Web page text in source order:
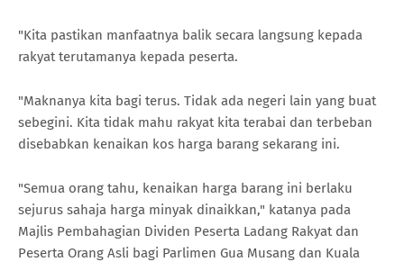
"Kita pastikan manfaatnya balik secara langsung kepada
rakyat terutamanya kepada peserta.
"Maknanya kita bagi terus. Tidak ada negeri lain yang buat
sebegini. Kita tidak mahu rakyat kita terabai dan terbeban
disebabkan kenaikan kos harga barang sekarang ini.
"Semua orang tahu, kenaikan harga barang ini berlaku
sejurus sahaja harga minyak dinaikkan," katanya pada
Majlis Pembahagian Dividen Peserta Ladang Rakyat dan
Peserta Orang Asli bagi Parlimen Gua Musang dan Kuala